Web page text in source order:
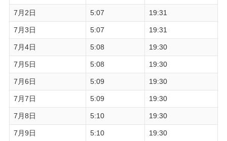
7月2日 5:07 19:31
7月3日 5:07 19:31
7月4日 5:08 19:30
7月5日 5:08 19:30
7月6日 5:09 19:30
7月7日 5:09 19:30
7月8日 5:10 19:30
7月9日 5:10 19:30